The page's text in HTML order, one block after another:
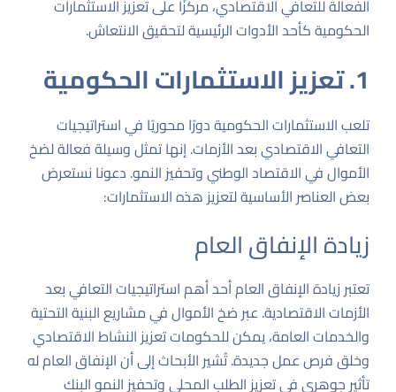
الفعالة للتعافي الاقتصادي، مركزًا على تعزيز الاستثمارات
الحكومية كأحد الأدوات الرئيسية لتحقيق الانتعاش.
1. تعزيز الاستثمارات الحكومية
تلعب الاستثمارات الحكومية دورًا محوريًا في استراتيجيات
التعافي الاقتصادي بعد الأزمات. إنها تمثل وسيلة فعالة لضخ
الأموال في الاقتصاد الوطني وتحفيز النمو. دعونا نستعرض
بعض العناصر الأساسية لتعزيز هذه الاستثمارات:
زيادة الإنفاق العام
تعتبر زيادة الإنفاق العام أحد أهم استراتيجيات التعافي بعد
الأزمات الاقتصادية. عبر ضخ الأموال في مشاريع البنية التحتية
والخدمات العامة، يمكن للحكومات تعزيز النشاط الاقتصادي
وخلق فرص عمل جديدة. تُشير الأبحاث إلى أن الإنفاق العام له
تأثير جوهري في تعزيز الطلب المحلي وتحفيز النموالبنك